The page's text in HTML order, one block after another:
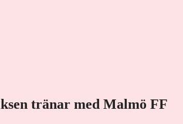
tränar med Malmö FF